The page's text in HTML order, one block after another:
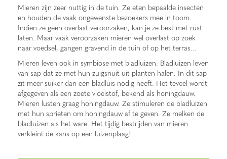
Mieren zijn zeer nuttig in de tuin. Ze eten bepaalde insecten
en houden de vaak ongewenste bezoekers mee in toom.
Indien ze geen overlast veroorzaken, kan je ze best met rust
laten. Maar vaak veroorzaken mieren wel overlast op zoek
naar voedsel, gangen gravend in de tuin of op het terras…
Mieren leven ook in symbiose met bladluizen. Bladluizen leven
van sap dat ze met hun zuigsnuit uit planten halen. In dit sap
zit meer suiker dan een bladluis nodig heeft. Het teveel wordt
afgegeven als een zoete vloeistof, bekend als honingdauw.
Mieren lusten graag honingdauw. Ze stimuleren de bladluizen
met hun sprieten om honingdauw af te geven. Ze melken de
bladluizen als het ware. Het tijdig bestrijden van mieren
verkleint de kans op een luizenplaag!